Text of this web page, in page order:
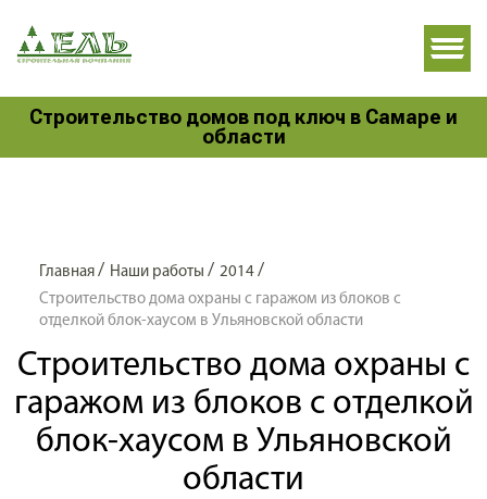
Строительство домов под ключ в Самаре и
области
Главная/ Наши работы/ 2014/
Строительство дома охраны с гаражом из блоков с
отделкой блок-хаусом в Ульяновской области
Строительство дома охраны с
гаражом из блоков с отделкой
блок-хаусом в Ульяновской
области